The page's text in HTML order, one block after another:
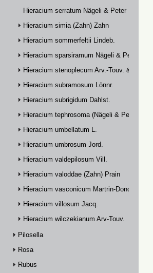
Hieracium serratum Nägeli & Peter
Hieracium simia (Zahn) Zahn
Hieracium sommerfeltii Lindeb.
Hieracium sparsiramum Nägeli & Peter
Hieracium stenoplecum Arv.-Touv. & Huter
Hieracium subramosum Lönnr.
Hieracium subrigidum Dahlst.
Hieracium tephrosoma (Nägeli & Peter) Zahn
Hieracium umbellatum L.
Hieracium umbrosum Jord.
Hieracium valdepilosum Vill.
Hieracium valoddae (Zahn) Prain
Hieracium vasconicum Martrin-Donos
Hieracium villosum Jacq.
Hieracium wilczekianum Arv-Touv.
Pilosella
Rosa
Rubus